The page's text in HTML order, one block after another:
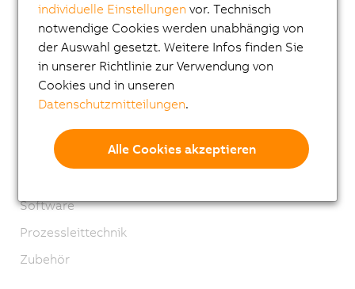
ACOPOS 6D
ACOPOStrak
SuperTrak
Robotics
Netzwerke und Feldbus Module
Software
Prozessleittechnik
Zubehör
individuelle Einstellungen vor. Technisch
notwendige Cookies werden unabhängig von
der Auswahl gesetzt. Weitere Infos finden Sie
in unserer Richtlinie zur Verwendung von
Cookies und in unseren
Datenschutzmitteilungen.
Alle Cookies akzeptieren